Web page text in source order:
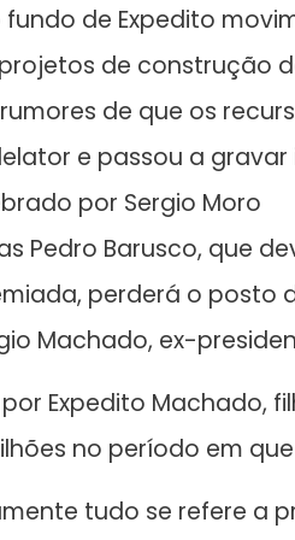
de Expedito
de construção
de que os
e passou a
por Sergio Moro
Pedro Barusco, que
perderá o posto
Machado, ex-
Expedito Machado,
no período em
tudo se refere a